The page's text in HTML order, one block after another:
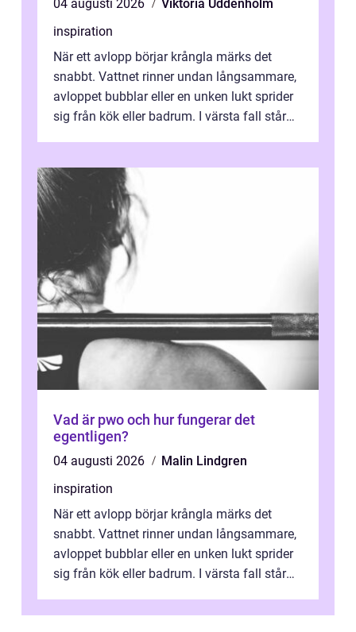
04 augusti 2026
Viktoria Uddenholm
inspiration
När ett avlopp börjar krångla märks det
snabbt. Vattnet rinner undan långsammare,
avloppet bubblar eller en unken lukt sprider
sig från kök eller badrum. I värsta fall står
Vad är pwo och hur fungerar det
egentligen?
04 augusti 2026
Malin Lindgren
inspiration
När ett avlopp börjar krångla märks det
snabbt. Vattnet rinner undan långsammare,
avloppet bubblar eller en unken lukt sprider
sig från kök eller badrum. I värsta fall står